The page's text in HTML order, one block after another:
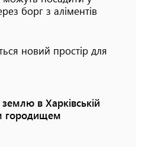
борг з аліментів
новий простір для
в Харківській
городищем